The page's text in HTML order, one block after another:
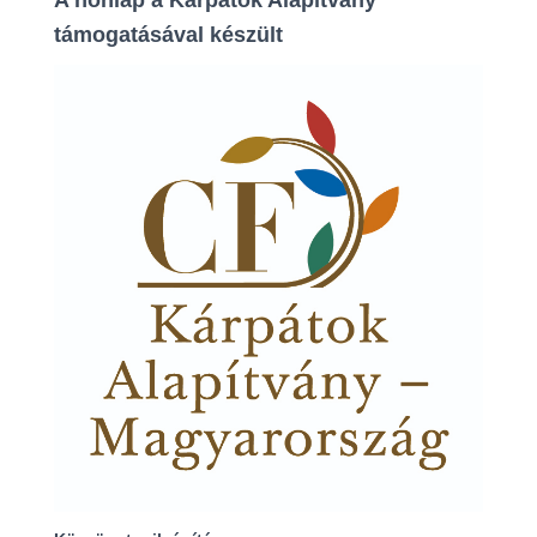
támogatásával készült